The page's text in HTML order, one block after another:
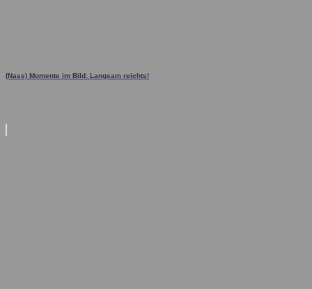
(Nass) Momente im Bild: Langsam reichts!